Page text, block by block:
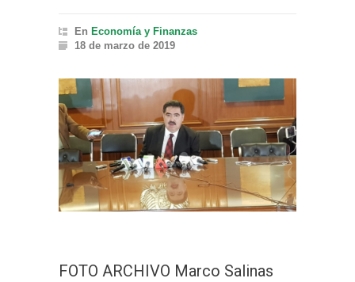
En Economía y Finanzas
18 de marzo de 2019
FOTO ARCHIVO Marco Salinas